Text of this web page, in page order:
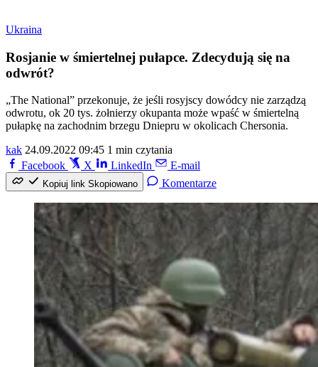
Ukraina
Rosjanie w śmiertelnej pułapce. Zdecydują się na
odwrót?
„The National” przekonuje, że jeśli rosyjscy dowódcy nie zarządzą
odwrotu, ok 20 tys. żołnierzy okupanta może wpaść w śmiertelną
pułapkę na zachodnim brzegu Dniepru w okolicach Chersonia.
kak 24.09.2022 09:45 1 min czytania
Facebook
X LinkedIn E-mail
Kopiuj link Skopiowano Komentarze